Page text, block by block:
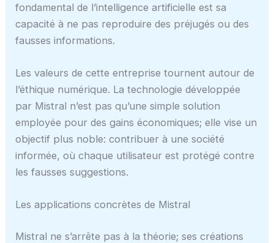
fondamental de l’intelligence artificielle est sa
capacité à ne pas reproduire des préjugés ou des
fausses informations.
Les valeurs de cette entreprise tournent autour de
l’éthique numérique. La technologie développée
par Mistral n’est pas qu’une simple solution
employée pour des gains économiques; elle vise un
objectif plus noble: contribuer à une société
informée, où chaque utilisateur est protégé contre
les fausses suggestions.
Les applications concrètes de Mistral
Mistral ne s’arrête pas à la théorie; ses créations